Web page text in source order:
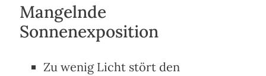
Mangelnde
Sonnenexposition
Zu wenig Licht stört den